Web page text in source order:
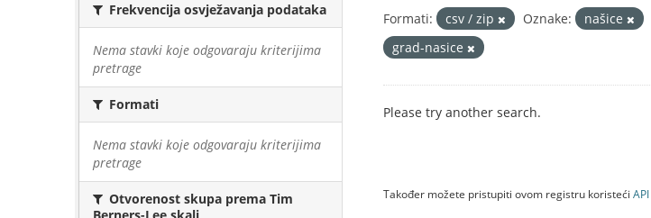
Frekvencija osvježavanja podataka
Nema stavki koje odgovaraju kriterijima
pretrage
Formati
Nema stavki koje odgovaraju kriterijima
pretrage
Otvorenost skupa prema Tim
Formati: csv / zip Oznake: našice
grad-nasice
Please try another search.
Također možete pristupiti ovom registru koristeći API